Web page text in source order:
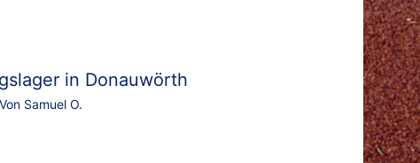
in Donauwörth
Samuel O.